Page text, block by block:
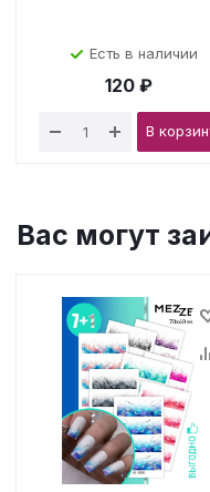
Есть в наличии
120 ₽
В
Вас могут